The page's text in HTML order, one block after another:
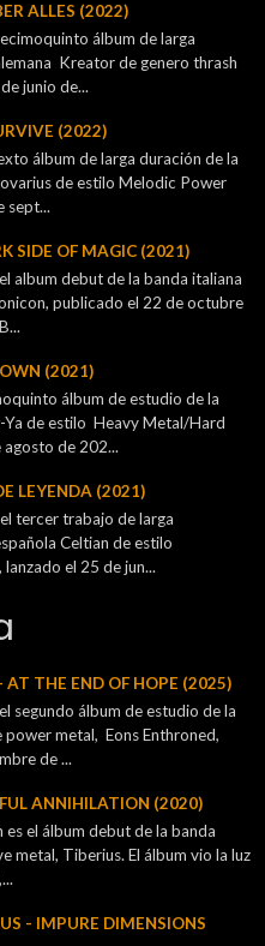
ALLES (2022)
álbum de larga
Kreator de genero thrash
junio de...
(2022)
álbum de larga duración de la
de estilo Melodic Power
sept...
SIDE OF MAGIC (2021)
album debut de la banda italiana
publicado el 22 de octubre
(2021)
álbum de estudio de la
de estilo Heavy Metal/Hard
agosto de 202...
LEYENDA (2021)
tercer trabajo de larga
Celtian de estilo
el 25 de jun...
AT THE END OF HOPE (2025)
segundo álbum de estudio de la
metal, Eons Enthroned,
de ...
ANNIHILATION (2020)
el álbum debut de la banda
metal, Tiberius. El álbum vio la luz
- IMPURE DIMENSIONS